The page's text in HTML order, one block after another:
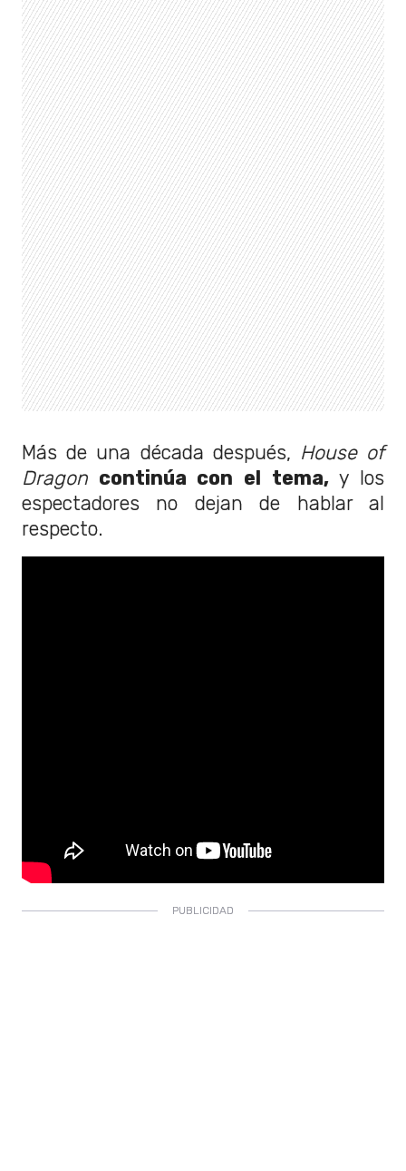
Más de una década después, House of
Dragon continúa con el tema,y ​​los
espectadores no dejan de hablar al
respecto.